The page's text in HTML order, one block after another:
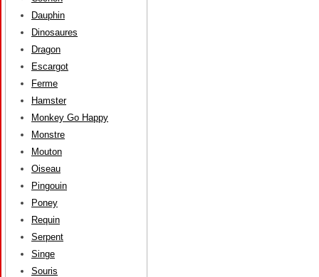
Dauphin
Dinosaures
Dragon
Escargot
Ferme
Hamster
Monkey Go Happy
Monstre
Mouton
Oiseau
Pingouin
Poney
Requin
Serpent
Singe
Souris